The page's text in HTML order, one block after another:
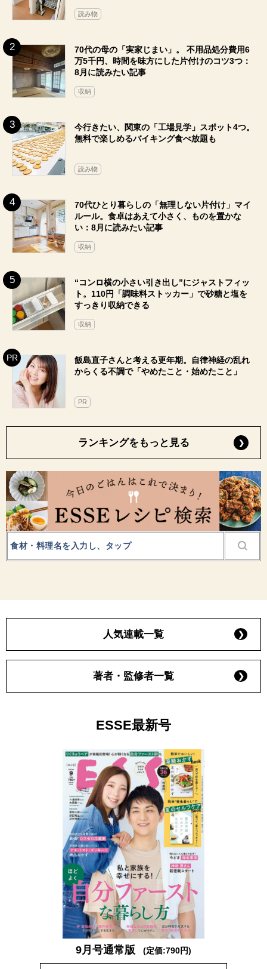
読み物
70代の母の「実家じまい」。 不用品処分費用6
万5千円、時間を味方にした片付けのコツ3つ：
8月に読みたい記事
収納
今行きたい、関東の「工場見学」スポット4つ。
無料で楽しめるバイキング食べ放題も
読み物
70代ひとり暮らしの「無理しない片付け」マイ
ルール。食卓はあえて小さく、ものを置かな
い：8月に読みたい記事
収納
“コンロ横の小さい引き出し”にジャストフィッ
ト。110円「調味料ストッカー」で砂糖と塩を
すっきり収納できる
収納
飯島直子さんと考える更年期。自律神経の乱れ
からくる不調で「やめたこと・始めたこと」
PR
ランキングをもっと見る
人気連載一覧
著者・監修者一覧
ESSE最新号
9月号通常版 (定価:790円)